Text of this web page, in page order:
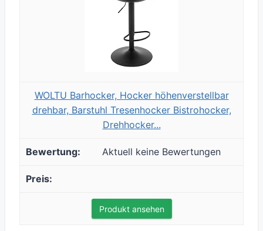
WOLTU Barhocker, Hocker höhenverstellbar
drehbar, Barstuhl Tresenhocker Bistrohocker,
Drehhocker...
Aktuell keine Bewertungen
Produkt ansehen